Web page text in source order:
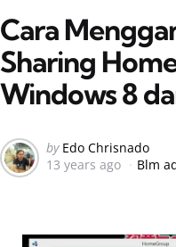
Cara
Sharing
Windows 8
Posted
by
by Edo Chrisnado
13 years ago
Blm